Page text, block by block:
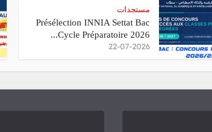
مستجدات
Présélection INNIA Settat Bac
Cycle Préparatoire 2026...
22-07-2026